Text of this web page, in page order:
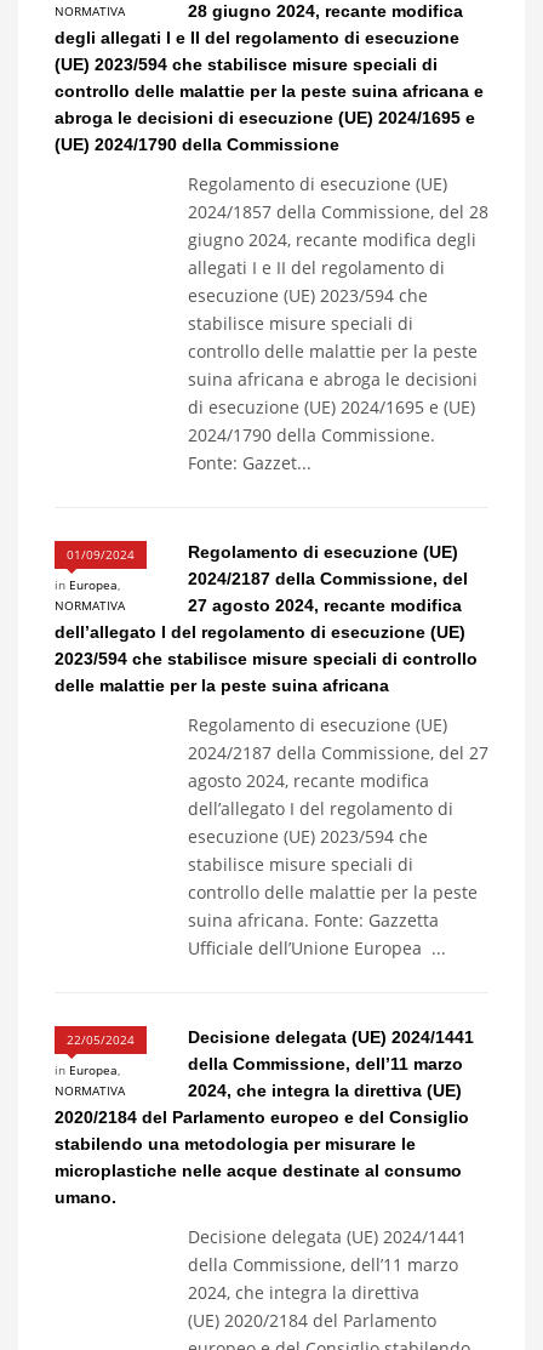
NORMATIVA
28 giugno 2024, recante modifica
degli allegati I e II del regolamento di esecuzione
(UE) 2023/594 che stabilisce misure speciali di
controllo delle malattie per la peste suina africana e
abroga le decisioni di esecuzione (UE) 2024/1695 e
(UE) 2024/1790 della Commissione
Regolamento di esecuzione (UE)
2024/1857 della Commissione, del 28
giugno 2024, recante modifica degli
allegati I e II del regolamento di
esecuzione (UE) 2023/594 che
stabilisce misure speciali di
controllo delle malattie per la peste
suina africana e abroga le decisioni
di esecuzione (UE) 2024/1695 e (UE)
2024/1790 della Commissione.
Fonte: Gazzet...
01/09/2024
in Europea,
NORMATIVA
Regolamento di esecuzione (UE)
2024/2187 della Commissione, del
27 agosto 2024, recante modifica
dell’allegato I del regolamento di esecuzione (UE)
2023/594 che stabilisce misure speciali di controllo
delle malattie per la peste suina africana
Regolamento di esecuzione (UE)
2024/2187 della Commissione, del 27
agosto 2024, recante modifica
dell’allegato I del regolamento di
esecuzione (UE) 2023/594 che
stabilisce misure speciali di
controllo delle malattie per la peste
suina africana. Fonte: Gazzetta
Ufficiale dell’Unione Europea ...
22/05/2024
in Europea,
NORMATIVA
Decisione delegata (UE) 2024/1441
della Commissione, dell’11 marzo
2024, che integra la direttiva (UE)
2020/2184 del Parlamento europeo e del Consiglio
stabilendo una metodologia per misurare le
microplastiche nelle acque destinate al consumo
umano.
Decisione delegata (UE) 2024/1441
della Commissione, dell’11 marzo
2024, che integra la direttiva
(UE) 2020/2184 del Parlamento